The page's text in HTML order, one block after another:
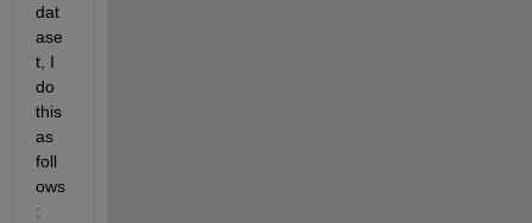
dat
ase
t, I
do
this
as
foll
ows
: